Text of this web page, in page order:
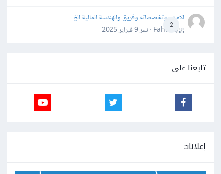
2
الاسهم وتخصصاته وفريق والهندسة المالية الخ
Fahd Ggg · نشر
9 فبراير 2025
تابعنا على
إعلانات